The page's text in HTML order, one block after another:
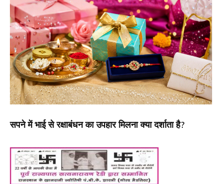
सपने में भाई से रक्षाबंधन का उपहार मिलना क्या दर्शाता है?